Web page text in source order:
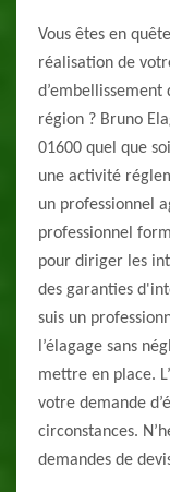
Vous êtes en
réalisation de
région ? Bruno
01600 quel que
une activité
un professionnel
professionnel
pour diriger les
des garanties
suis un
l’élagage sans
mettre en place.
votre demande
circonstances.
demandes de